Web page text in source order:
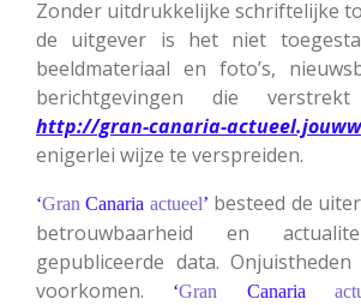
Zonder uitdrukkelijke schriftelijke
de uitgever is het niet
beeldmateriaal en foto’s,
berichtgevingen die
http://gran-canaria-
enigerlei wijze te verspreiden.
‘GranCanaria actueel’ besteed de
betrouwbaarheid en
gepubliceerde data.
voorkomen.
‘Gran Canaria